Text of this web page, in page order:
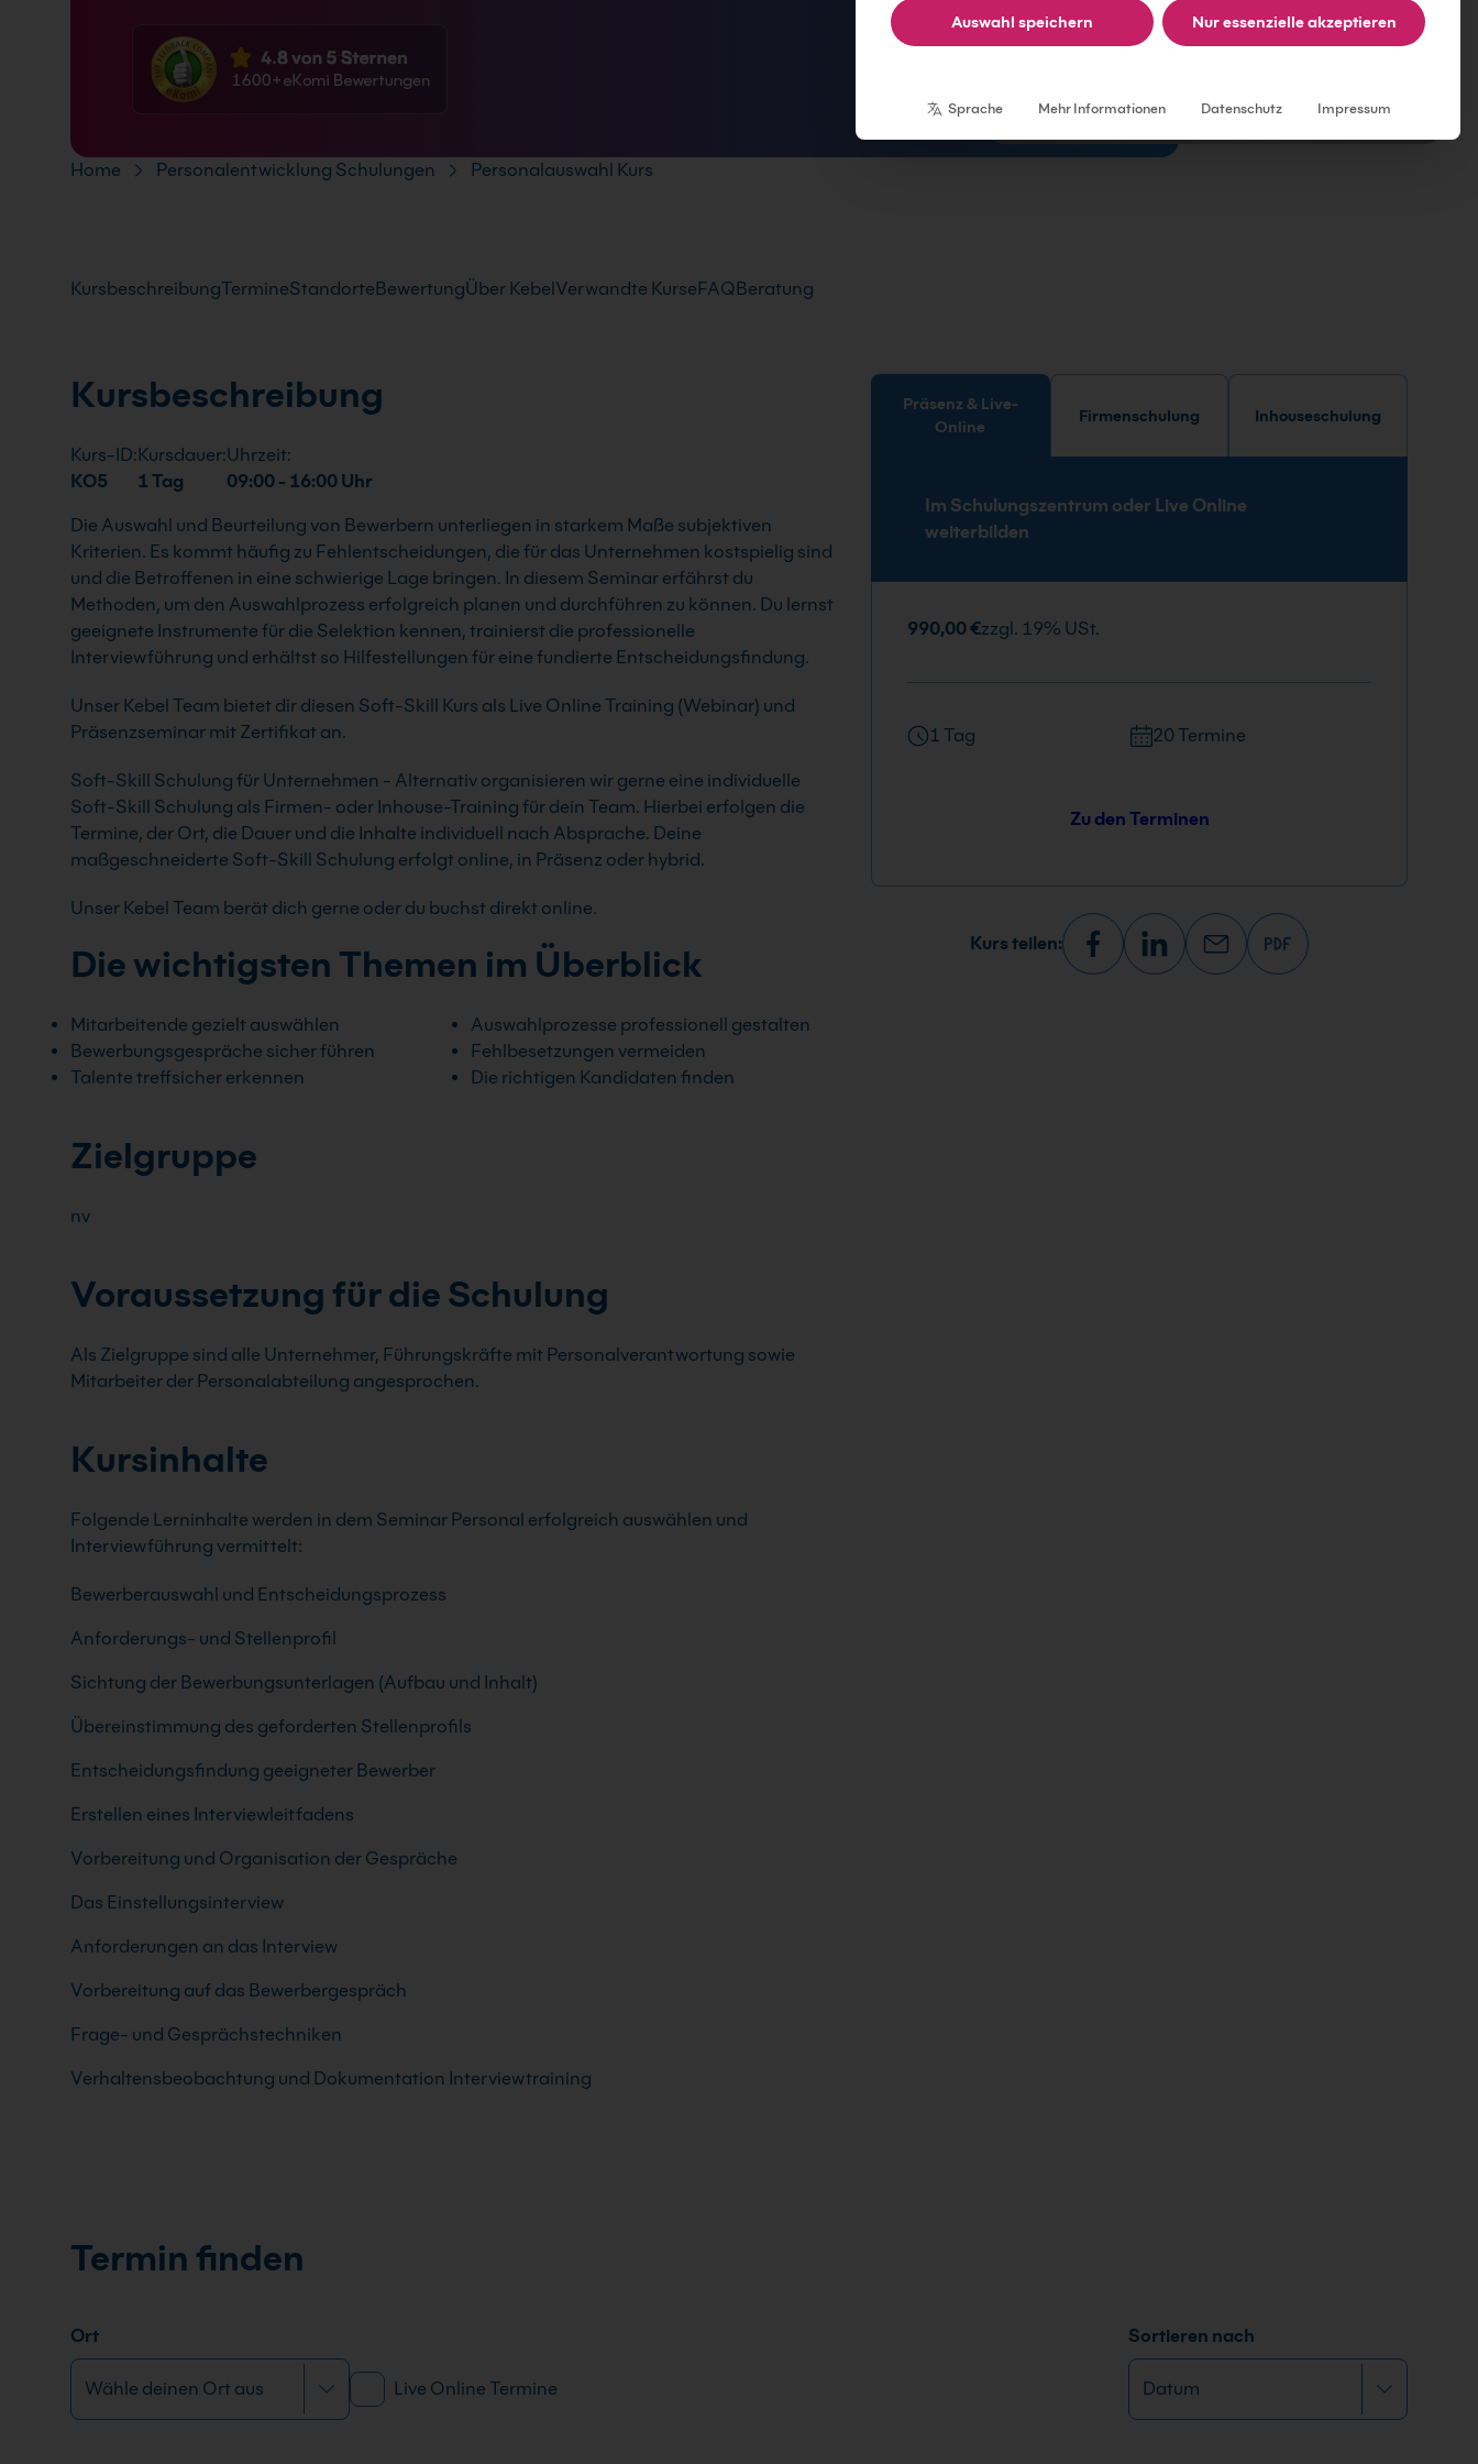
Pfad-Navigation
Home Personalentwicklung Schulungen Personalauswahl Kurs
KursbeschreibungTermineStandorteBewertungÜber KebelVerwandte KurseFAQBeratung
Präsenz & Live-
Online
Firmenschulung Inhouseschulung
Im Schulungszentrum oder Live Online
weiterbilden
990,00 €zzgl. 19% USt.
1 Tag 20 Termine
Zu den Terminen
Kurs teilen:
Kursbeschreibung
Kurs-ID:
KO5
Kursdauer:
1 Tag
Uhrzeit:
09:00 - 16:00 Uhr
Die Auswahl und Beurteilung von Bewerbern unterliegen in starkem Maße subjektiven
Kriterien. Es kommt häufig zu Fehlentscheidungen, die für das Unternehmen kostspielig sind
und die Betroffenen in eine schwierige Lage bringen. In diesem Seminar erfährst du
Methoden, um den Auswahlprozess erfolgreich planen und durchführen zu können. Du lernst
geeignete Instrumente für die Selektion kennen, trainierst die professionelle
Interviewführung und erhältst so Hilfestellungen für eine fundierte Entscheidungsfindung.
Unser Kebel Team bietet dir diesen Soft-Skill Kurs als Live Online Training (Webinar) und
Präsenzseminar mit Zertifikat an.
Soft-Skill Schulung für Unternehmen - Alternativ organisieren wir gerne eine individuelle
Soft-Skill Schulung als Firmen- oder Inhouse-Training für dein Team. Hierbei erfolgen die
Termine, der Ort, die Dauer und die Inhalte individuell nach Absprache. Deine
maßgeschneiderte Soft-Skill Schulung erfolgt online, in Präsenz oder hybrid.
Unser Kebel Team berät dich gerne oder du buchst direkt online.
Die wichtigsten Themen im Überblick
Mitarbeitende gezielt auswählen
Bewerbungsgespräche sicher führen
Talente treffsicher erkennen
Auswahlprozesse professionell gestalten
Fehlbesetzungen vermeiden
Die richtigen Kandidaten finden
Zielgruppe
nv
Voraussetzung für die Schulung
Als Zielgruppe sind alle Unternehmer, Führungskräfte mit Personalverantwortung sowie
Mitarbeiter der Personalabteilung angesprochen.
Kursinhalte
Folgende Lerninhalte werden in dem Seminar Personal erfolgreich auswählen und
Interviewführung vermittelt:
Bewerberauswahl und Entscheidungsprozess
Anforderungs- und Stellenprofil
Sichtung der Bewerbungsunterlagen (Aufbau und Inhalt)
Übereinstimmung des geforderten Stellenprofils
Entscheidungsfindung geeigneter Bewerber
Erstellen eines Interviewleitfadens
Vorbereitung und Organisation der Gespräche
Das Einstellungsinterview
Anforderungen an das Interview
Vorbereitung auf das Bewerbergespräch
Frage- und Gesprächstechniken
Verhaltensbeobachtung und Dokumentation Interviewtraining
Termin finden
Ort
Live Online Termine
Sortieren nach
Auswahl speichern Nur essenzielle akzeptieren
Sprache Mehr Informationen Datenschutz Impressum